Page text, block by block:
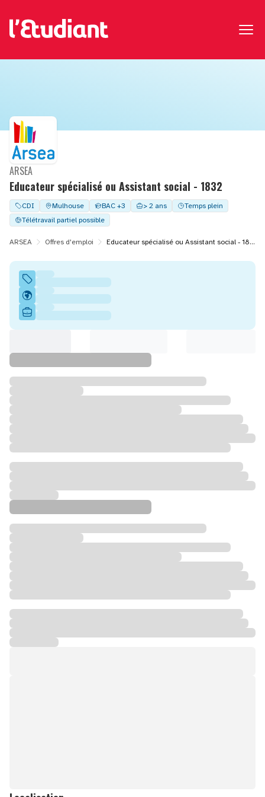
Educateur spécialisé ou Assistant social - 1832
ARSEA
CDI Mulhouse BAC +3 > 2 ans
Temps plein
Télétravail partiel possible
ARSEA Offres d'emploi Educateur spécialisé ou Assistant social - 1832